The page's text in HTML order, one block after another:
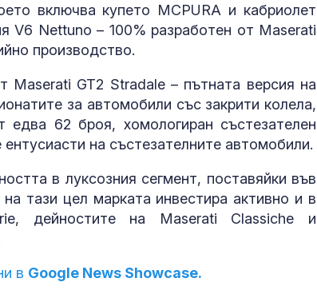
включва купето MCPURA и кабриолет
V6 Nettuno – 100% разработен от Maserati
производство.
GT2 Stradale – пътната версия на
за автомобили със закрити колела,
62 броя, хомологиран състезателен
на състезателните автомобили.
в луксозния сегмент, поставяйки във
тази цел марката инвестира активно и в
дейностите на Maserati Classiche и
в Google News Showcase.